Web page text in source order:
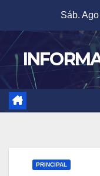
content
Sáb.
PRINCIPAL